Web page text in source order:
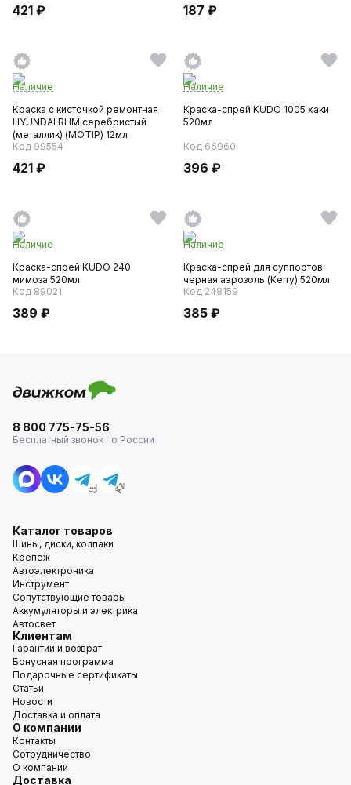
421 ₽ 187 ₽
Наличие
Краска с кисточкой ремонтная
HYUNDAI RHM серебристый
(металлик) (MOTIP) 12мл
Код 99554
421 ₽
Наличие
Краска-спрей KUDO 1005 хаки
520мл
Код 66960
396 ₽
Наличие
Краска-спрей KUDO 240
мимоза 520мл
Код 89021
389 ₽
Наличие
Краска-спрей для суппортов
черная аэрозоль (Kerry) 520мл
Код 248159
385 ₽
8 800 775-75-56
Бесплатный звонок по России
Каталог товаров
Шины, диски, колпаки
Крепёж
Автоэлектроника
Инструмент
Сопутствующие товары
Аккумуляторы и электрика
Автосвет
Клиентам
Гарантии и возврат
Бонусная программа
Подарочные сертификаты
Статьи
Новости
Доставка и оплата
О компании
Контакты
Сотрудничество
О компании
Доставка